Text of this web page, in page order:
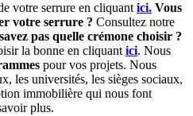
votre serrure en cliquant ici. Vous
votre serrure ? Consultez notre
pas quelle crémone choisir ?
la bonne en cliquant ici. Nous
pour vos projets. Nous
les universités, les sièges sociaux,
immobilière qui nous font
plus.